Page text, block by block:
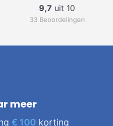
9,7 uit 10
33 Beoordelingen
meer
€ 100 korting